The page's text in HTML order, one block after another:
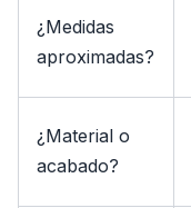
¿Medidas
aproximadas?
¿Material o
acabado?